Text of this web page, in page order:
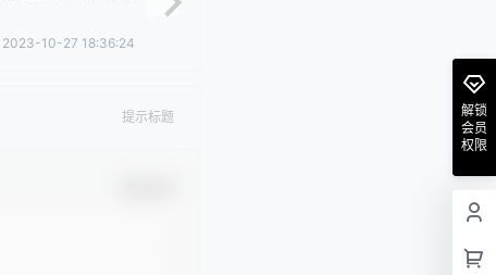
2023-10-27 18:36:24
提示标题
解锁
会员
权限